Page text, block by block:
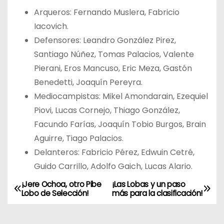
Arqueros: Fernando Muslera, Fabricio
Iacovich.
Defensores: Leandro González Pirez,
Santiago Núñez, Tomas Palacios, Valente
Pierani, Eros Mancuso, Eric Meza, Gastón
Benedetti, Joaquín Pereyra.
Mediocampistas: Mikel Amondarain, Ezequiel
Piovi, Lucas Cornejo, Thiago González,
Facundo Farías, Joaquín Tobio Burgos, Brain
Aguirre, Tiago Palacios.
Delanteros: Fabricio Pérez, Edwuin Cetré,
Guido Carrillo, Adolfo Gaich, Lucas Alario.
N
¡Las Lobas y un paso
más para la clasificación!
¡Jere Ochoa, otro Pibe
Lobo de Selección!